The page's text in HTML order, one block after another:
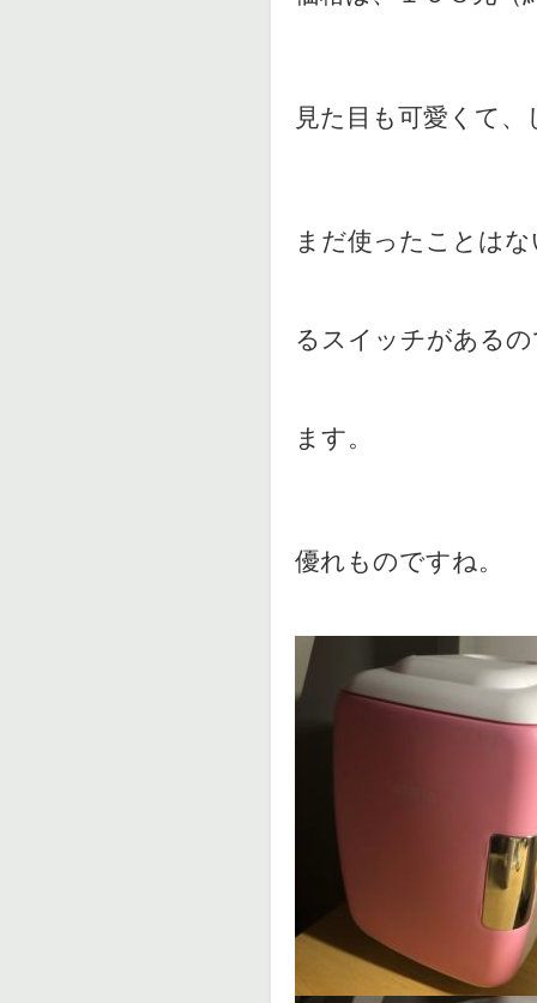
見た目も可愛くて
まだ使ったことは
るスイッチがある
ます。
優れものですね。